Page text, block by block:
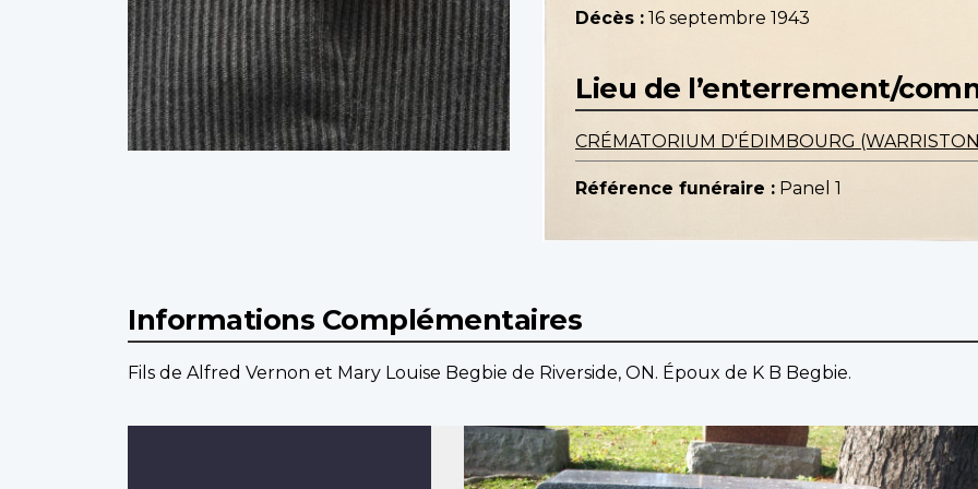
Décès : 16 septembre 1943
Lieu de l’enterrement/
CRÉMATORIUM D'ÉDIMBOURG
Référence funéraire : Panel 1
Informations Complémentaires
Fils de Alfred Vernon et Mary Louise Begbie de Riverside, ON. Époux de K B Begbie.